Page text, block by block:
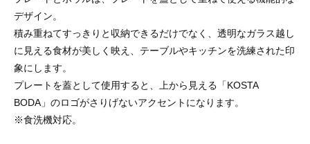
デザイン。
積み重ねてすっきりと収納できるだけでなく、透明なガラス越し
に見える食材が美しく映え、テーブルやキッチンを洗練された印
象にします。
プレートを蓋として使用すると、上から見える「KOSTA
BODA」のロゴがさりげないアクセントになります。
※食洗機対応。